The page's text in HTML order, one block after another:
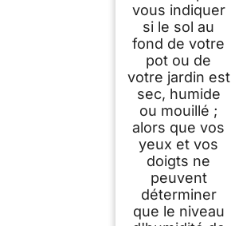
vous indiquer
si le sol au
fond de votre
pot ou de
votre jardin est
sec, humide
ou mouillé ;
alors que vos
yeux et vos
doigts ne
peuvent
déterminer
que le niveau